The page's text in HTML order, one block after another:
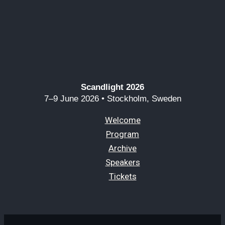
Scandlight 2026
7–9 June 2026 • Stockholm, Sweden
Welcome
Program
Archive
Speakers
Tickets